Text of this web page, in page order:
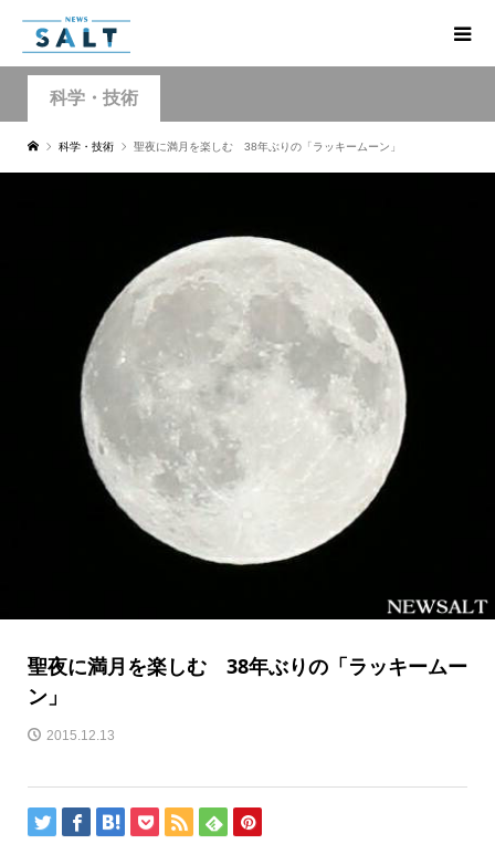
科学・技術
科学・技術 聖夜に満月を楽しむ 38年ぶりの「ラッキームーン」
聖夜に満月を楽しむ 38年ぶりの「ラッキームー
ン」
2015.12.13